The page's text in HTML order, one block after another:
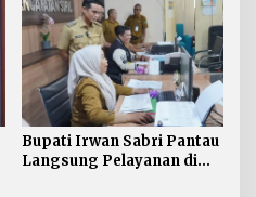
Bupati Irwan Sabri Pantau
Langsung Pelayanan di